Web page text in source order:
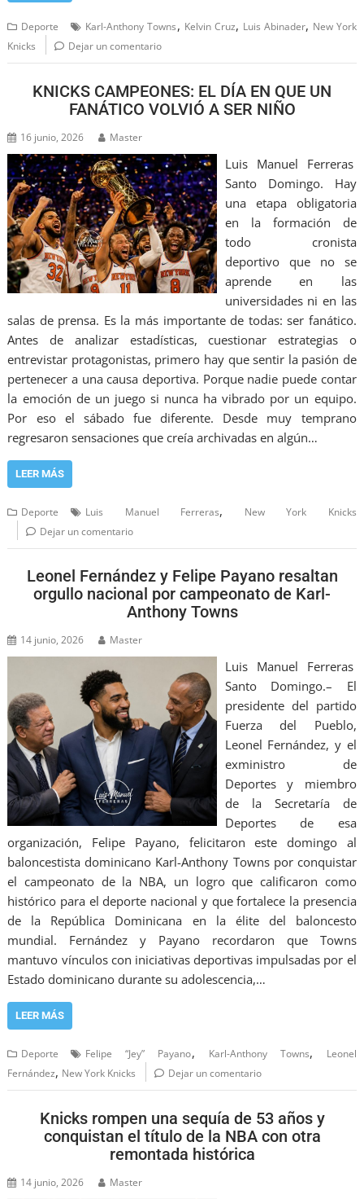
Deporte Karl-Anthony Towns, Kelvin Cruz, Luis Abinader, New York
Knicks
Dejar un comentario
KNICKS CAMPEONES: EL DÍA EN QUE UN
FANÁTICO VOLVIÓ A SER NIÑO
16 junio, 2026 Master
Luis Manuel Ferreras
Santo Domingo. Hay
una etapa obligatoria
en la formación de
todo cronista
deportivo que no se
aprende en las
universidades ni en las
salas de prensa. Es la más importante de todas: ser fanático.
Antes de analizar estadísticas, cuestionar estrategias o
entrevistar protagonistas, primero hay que sentir la pasión de
pertenecer a una causa deportiva. Porque nadie puede contar
la emoción de un juego si nunca ha vibrado por un equipo.
Por eso el sábado fue diferente. Desde muy temprano
regresaron sensaciones que creía archivadas en algún…
LEER MÁS
Deporte Luis Manuel Ferreras,
New York Knicks
Dejar un comentario
Leonel Fernández y Felipe Payano resaltan
orgullo nacional por campeonato de Karl-
Anthony Towns
14 junio, 2026 Master
Luis Manuel Ferreras
Santo Domingo.– El
presidente del partido
Fuerza del Pueblo,
Leonel Fernández, y el
exministro de
Deportes y miembro
de la Secretaría de
Deportes de esa
organización, Felipe Payano, felicitaron este domingo al
baloncestista dominicano Karl-Anthony Towns por conquistar
el campeonato de la NBA, un logro que calificaron como
histórico para el deporte nacional y que fortalece la presencia
de la República Dominicana en la élite del baloncesto
mundial. Fernández y Payano recordaron que Towns
mantuvo vínculos con iniciativas deportivas impulsadas por el
Estado dominicano durante su adolescencia,…
LEER MÁS
Deporte Felipe “Jey” Payano, Karl-Anthony Towns,
Leonel
Fernández, New York Knicks Dejar un comentario
Knicks rompen una sequía de 53 años y
conquistan el título de la NBA con otra
remontada histórica
14 junio, 2026 Master